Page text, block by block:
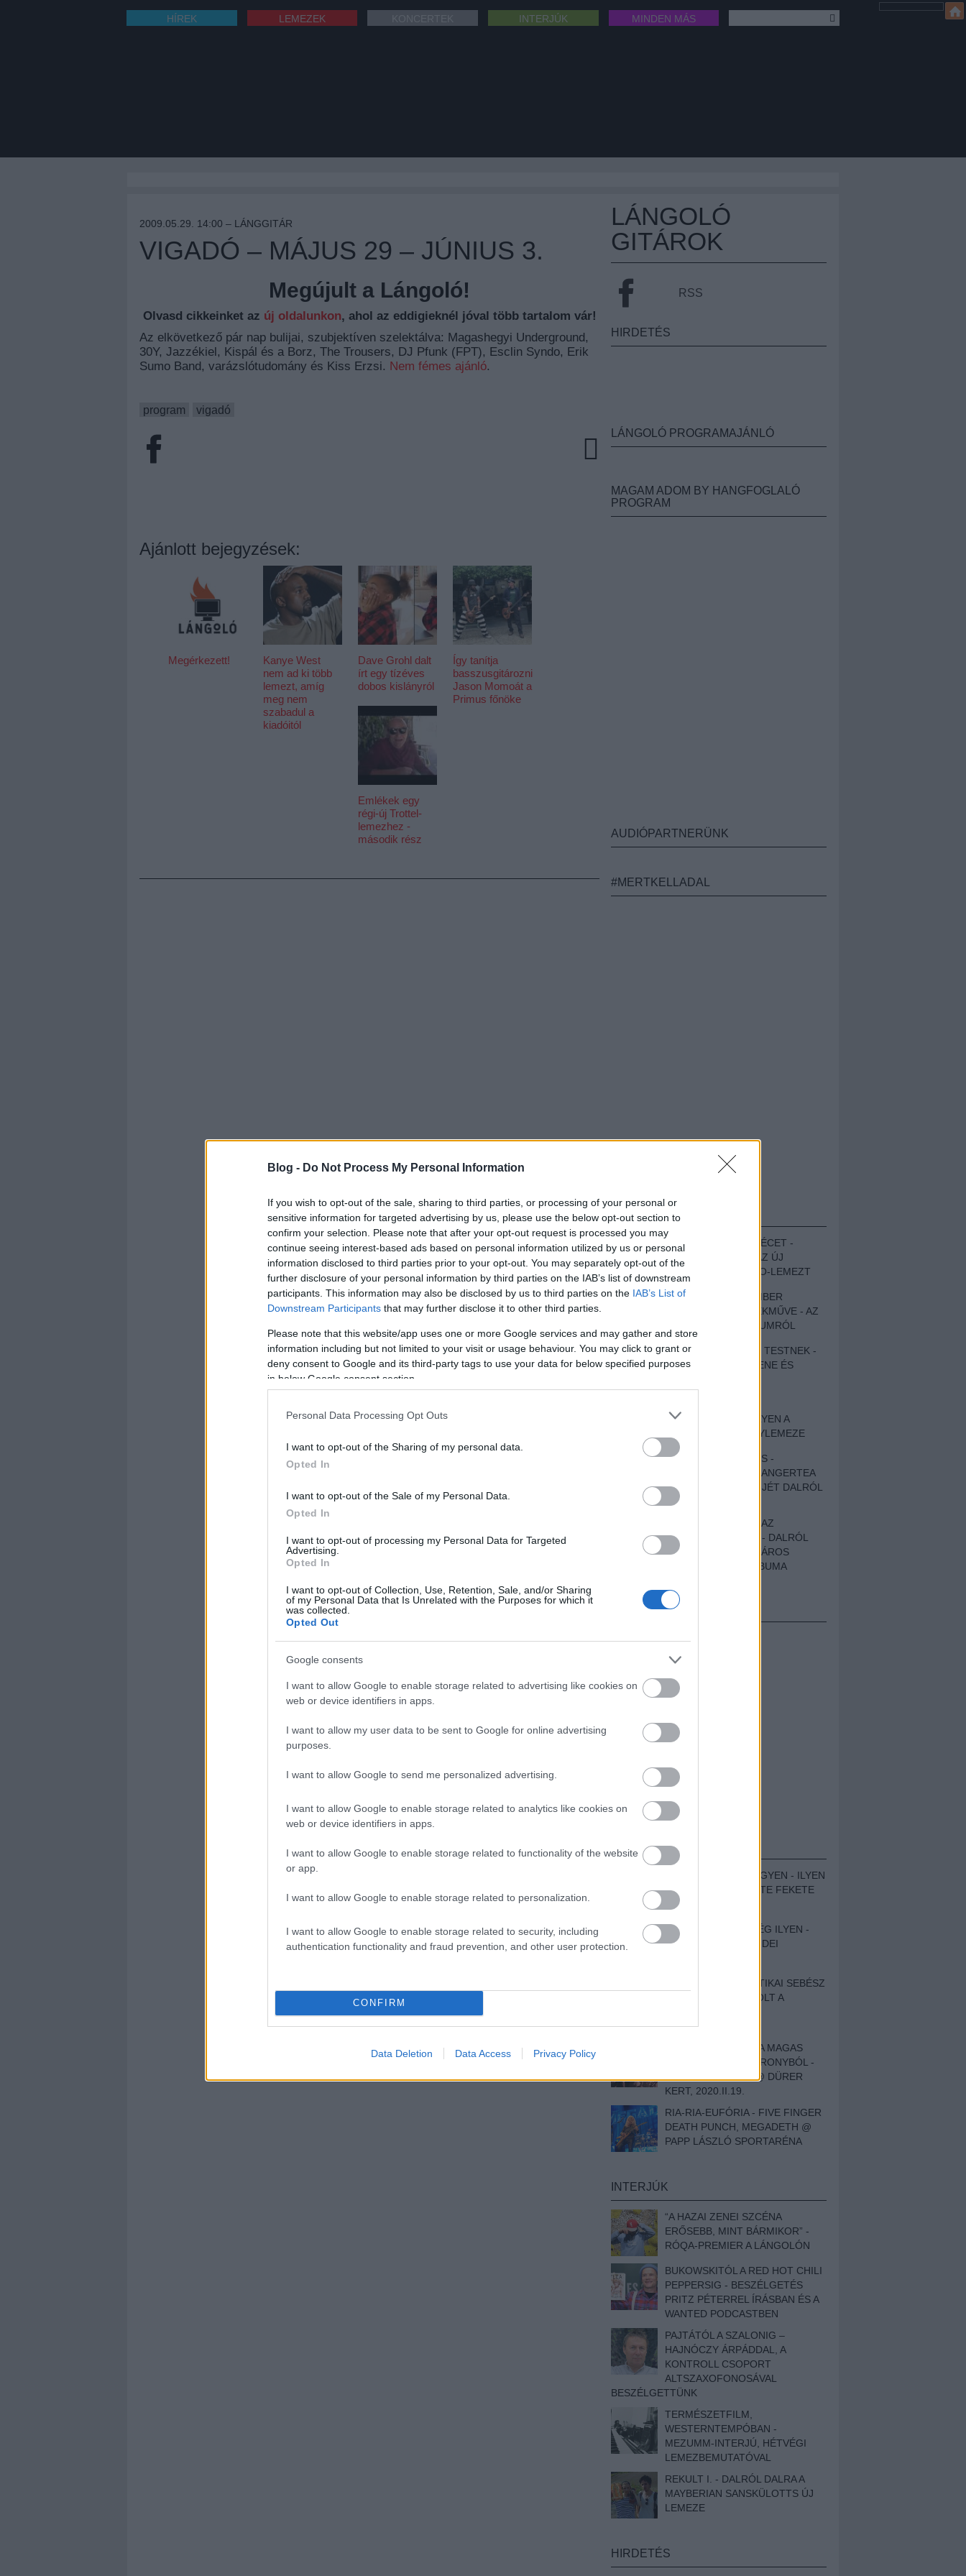
Blog - Do Not Process My Personal Information
If you wish to opt-out of the sale, sharing to third parties, or processing of your personal or
sensitive information for targeted advertising by us, please use the below opt-out section to
confirm your selection. Please note that after your opt-out request is processed you may
continue seeing interest-based ads based on personal information utilized by us or personal
information disclosed to third parties prior to your opt-out. You may separately opt-out of the
further disclosure of your personal information by third parties on the IAB’s list of downstream
participants. This information may also be disclosed by us to third parties on the IAB’s List of
Downstream Participants that may further disclose it to other third parties.
Please note that this website/app uses one or more Google services and may gather and store
information including but not limited to your visit or usage behaviour. You may click to grant or
deny consent to Google and its third-party tags to use your data for below specified purposes
in below Google consent section.
Personal Data Processing Opt Outs
I want to opt-out of the Sharing of my personal data.
Opted In
I want to opt-out of the Sale of my Personal Data.
Opted In
I want to opt-out of processing my Personal Data for Targeted
Advertising.
Opted In
I want to opt-out of Collection, Use, Retention, Sale, and/or Sharing
of my Personal Data that Is Unrelated with the Purposes for which it
was collected.
Opted Out
Google consents
I want to allow Google to enable storage related to advertising like cookies on
web or device identifiers in apps.
I want to allow my user data to be sent to Google for online advertising
purposes.
I want to allow Google to send me personalized advertising.
I want to allow Google to enable storage related to analytics like cookies on
web or device identifiers in apps.
I want to allow Google to enable storage related to functionality of the website
or app.
I want to allow Google to enable storage related to personalization.
I want to allow Google to enable storage related to security, including
authentication functionality and fraud prevention, and other user protection.
CONFIRM
Data Deletion Data Access Privacy Policy
HÍREK LEMEZEK INTERJÚK MINDEN MÁS
2009.05.29. 14:00 – LÁNGGITÁR
VIGADÓ – MÁJUS 29 – JÚNIUS 3.
Megújult a Lángoló!
Olvasd cikkeinket az új oldalunkon, ahol az eddigieknél jóval több tartalom vár!
Az elkövetkező pár nap bulijai, szubjektíven szelektálva: Magashegyi Underground,
30Y, Jazzékiel, Kispál és a Borz, The Trousers, DJ Pfunk (FPT), Esclin Syndo, Erik
Sumo Band, varázslótudomány és Kiss Erzsi. Nem fémes ajánló.
program vigadó
Ajánlott bejegyzések:
Megérkezett!
Kanye West
nem ad ki több
lemezt, amíg
meg nem
szabadul a
kiadóitól
Dave Grohl dalt
írt egy tízéves
dobos kislányról
Így tanítja
basszusgitározni
Jason Momoát a
Primus főnöke
Emlékek egy
régi-új Trottel-
lemezhez -
második rész
LÁNGOLÓ
GITÁROK
RSS
HIRDETÉS
LÁNGOLÓ PROGRAMAJÁNLÓ
MAGAM ADOM BY HANGFOGLALÓ
PROGRAM
AUDIÓPARTNERÜNK
#MERTKELLADAL
EZT HALLGASD!
MEGUGROTTÁK A LÉCET -
MEGHALLGATTUK AZ ÚJ
PROTEST THE HERO-LEMEZT
EGY DÜHÖS VÉNEMBER
UNIVERZÁLIS REMEKMŰVE - AZ
ÚJ BOB DYLAN-ALBUMRÓL
ZENE LÉLEKNEK ÉS TESTNEK -
AUTENTIKUS NÉPZENE ÉS
SZOMORKODÁS - ILYEN A
KATATONIA ÚJ NAGYLEMEZE
CROCODILE NERVES -
HALLGASD MEG AZ ANGERTEA
MA MEGJELENT EP-JÉT DALRÓL
DALRA!
A FELELŐSSÉGTŐL AZ
ELLOPOTT FÖLDIG - DALRÓL
DALRA A KÉPZELT VÁROS
SAMIZDAT CÍMŰ ALBUMA
HIRDETÉS
BESZÁMOLÓK
ZENÉS TÁBOR A HEGYEN - ILYEN
VOLT A VÍRUS SZÜLTE FEKETE
ZAJ FESZTIVÁL
SOHA NEM VOLT MÉG ILYEN -
BESZÁMOLÓNK AZ IDEI
EGY HALLÁSPLASZTIKAI SEBÉSZ
NAPLÓJA - ILYEN VOLT A
DOKUMENTUMFILM
MÉLY FÉRFIBÁNAT A MAGAS
ELEFÁNTCSONTTORONYBÓL -
LEPROUS, KLONE @ DÜRER
KERT, 2020.II.19.
RIA-RIA-EUFÓRIA - FIVE FINGER
DEATH PUNCH, MEGADETH @
PAPP LÁSZLÓ SPORTARÉNA
INTERJÚK
“A HAZAI ZENEI SZCÉNA
ERŐSEBB, MINT BÁRMIKOR” -
RÓQA-PREMIER A LÁNGOLÓN
BUKOWSKITÓL A RED HOT CHILI
PEPPERSIG - BESZÉLGETÉS
PRITZ PÉTERREL ÍRÁSBAN ÉS A
WANTED PODCASTBEN
PAJTÁTÓL A SZALONIG –
HAJNÓCZY ÁRPÁDDAL, A
KONTROLL CSOPORT
ALTSZAXOFONOSÁVAL
BESZÉLGETTÜNK
TERMÉSZETFILM,
WESTERNTEMPÓBAN -
MEZUMM-INTERJÚ, HÉTVÉGI
LEMEZBEMUTATÓVAL
REKULT I. - DALRÓL DALRA A
MAYBERIAN SANSKÜLOTTS ÚJ
LEMEZE
HIRDETÉS